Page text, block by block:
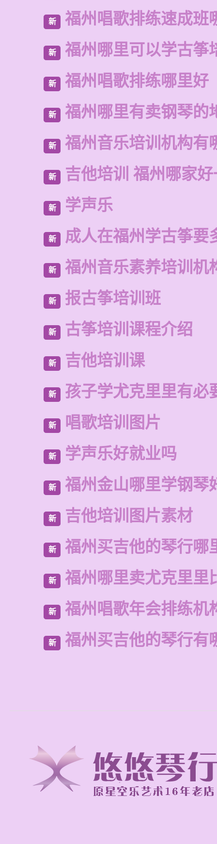
新 福州唱歌排练速成班
新 福州哪里可以学古筝
新 福州唱歌排练哪里好
新 福州哪里有卖钢琴的
新 福州音乐培训机构有
新 吉他培训 福州哪家
新 学声乐
新 成人在福州学古筝要
新 福州音乐素养培训机
新 报古筝培训班
新 古筝培训课程介绍
新 吉他培训课
新 孩子学尤克里里有必
新 唱歌培训图片
新 学声乐好就业吗
新 福州金山哪里学钢琴
新 吉他培训图片素材
新 福州买吉他的琴行哪
新 福州哪里卖尤克里里
新 福州唱歌年会排练机
新 福州买吉他的琴行有